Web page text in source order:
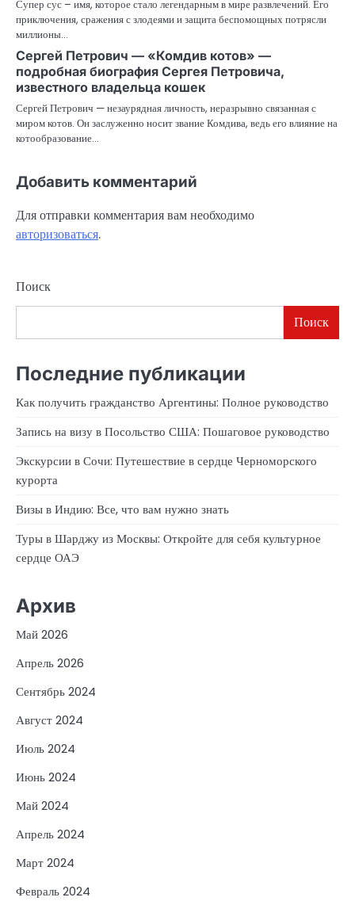
Супер сус – имя, которое стало легендарным в мире развлечений. Его
приключения, сражения с злодеями и защита беспомощных потрясли
миллионы…
Сергей Петрович — «Комдив котов» —
подробная биография Сергея Петровича,
известного владельца кошек
Сергей Петрович — незаурядная личность, неразрывно связанная с
миром котов. Он заслуженно носит звание Комдива, ведь его влияние на
котообразование…
Добавить комментарий
Для отправки комментария вам необходимо
авторизоваться.
Поиск
Поиск
Последние публикации
Как получить гражданство Аргентины: Полное руководство
Запись на визу в Посольство США: Пошаговое руководство
Экскурсии в Сочи: Путешествие в сердце Черноморского
курорта
Визы в Индию: Все, что вам нужно знать
Туры в Шарджу из Москвы: Откройте для себя культурное
сердце ОАЭ
Архив
Май 2026
Апрель 2026
Сентябрь 2024
Август 2024
Июль 2024
Июнь 2024
Май 2024
Апрель 2024
Март 2024
Февраль 2024